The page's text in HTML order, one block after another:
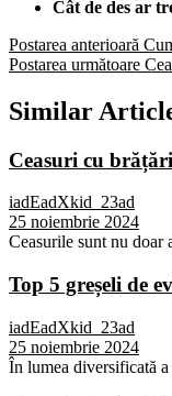
Cât de des ar
Postarea anterioară
Postarea următoare
Similar
Ceasuri cu
iadEadXkid_23ad
25 noiembrie 2024
Ceasurile sunt nu doar
Top 5 greșeli de
iadEadXkid_23ad
25 noiembrie 2024
În lumea diversificată